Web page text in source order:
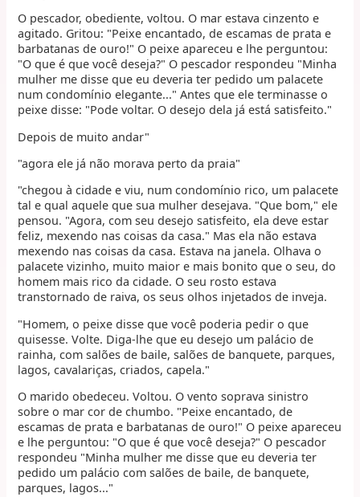
O pescador, obediente, voltou. O mar estava cinzento e
agitado. Gritou: "Peixe encantado, de escamas de prata e
barbatanas de ouro!" O peixe apareceu e lhe perguntou:
"O que é que você deseja?" O pescador respondeu "Minha
mulher me disse que eu deveria ter pedido um palacete
num condomínio elegante..." Antes que ele terminasse o
peixe disse: "Pode voltar. O desejo dela já está satisfeito."
Depois de muito andar"
"agora ele já não morava perto da praia"
"chegou à cidade e viu, num condomínio rico, um palacete
tal e qual aquele que sua mulher desejava. "Que bom," ele
pensou. "Agora, com seu desejo satisfeito, ela deve estar
feliz, mexendo nas coisas da casa." Mas ela não estava
mexendo nas coisas da casa. Estava na janela. Olhava o
palacete vizinho, muito maior e mais bonito que o seu, do
homem mais rico da cidade. O seu rosto estava
transtornado de raiva, os seus olhos injetados de inveja.
"Homem, o peixe disse que você poderia pedir o que
quisesse. Volte. Diga-lhe que eu desejo um palácio de
rainha, com salões de baile, salões de banquete, parques,
lagos, cavalariças, criados, capela."
O marido obedeceu. Voltou. O vento soprava sinistro
sobre o mar cor de chumbo. "Peixe encantado, de
escamas de prata e barbatanas de ouro!" O peixe apareceu
e lhe perguntou: "O que é que você deseja?" O pescador
respondeu "Minha mulher me disse que eu deveria ter
pedido um palácio com salões de baile, de banquete,
parques, lagos..."